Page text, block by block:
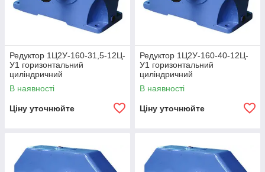
Редуктор 1Ц2У-160-31,5-12Ц-
У1 горизонтальний
циліндричний
двоступінчастий
В наявності
Ціну уточнюйте
Редуктор 1Ц2У-160-40-12Ц-
У1 горизонтальний
циліндричний
двоступінчастий
В наявності
Ціну уточнюйте